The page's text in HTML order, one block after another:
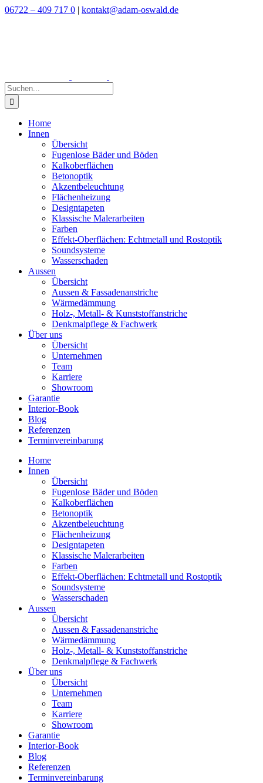
Zum
06722 – 409 717 0 | kontakt@adam-oswald.de
Suche
nach:
Home
Innen
Übersicht
Fugenlose Bäder und Böden
Kalkoberflächen
Betonoptik
Akzentbeleuchtung
Flächenheizung
Designtapeten
Klassische Malerarbeiten
Farben
Effekt-Oberflächen: Echtmetall und Rostoptik
Soundsysteme
Wasserschaden
Aussen
Übersicht
Aussen & Fassadenanstriche
Wärmedämmung
Holz-, Metall- & Kunststoffanstriche
Denkmalpflege & Fachwerk
Über uns
Übersicht
Unternehmen
Team
Karriere
Showroom
Garantie
Interior-Book
Blog
Referenzen
Terminvereinbarung
Home
Innen
Übersicht
Fugenlose Bäder und Böden
Kalkoberflächen
Betonoptik
Akzentbeleuchtung
Flächenheizung
Designtapeten
Klassische Malerarbeiten
Farben
Effekt-Oberflächen: Echtmetall und Rostoptik
Soundsysteme
Wasserschaden
Aussen
Übersicht
Aussen & Fassadenanstriche
Wärmedämmung
Holz-, Metall- & Kunststoffanstriche
Denkmalpflege & Fachwerk
Über uns
Übersicht
Unternehmen
Team
Karriere
Showroom
Garantie
Interior-Book
Blog
Referenzen
Terminvereinbarung